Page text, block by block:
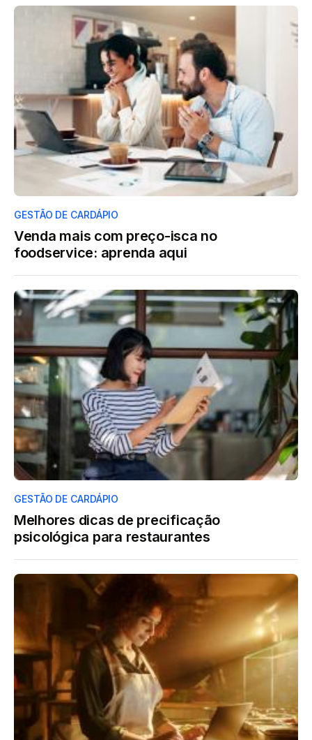
GESTÃO DE CARDÁPIO
Venda mais com preço-isca no
foodservice: aprenda aqui
GESTÃO DE CARDÁPIO
Melhores dicas de precificação
psicológica para restaurantes